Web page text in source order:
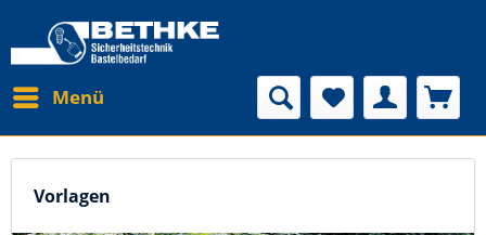
Menü
Vorlagen